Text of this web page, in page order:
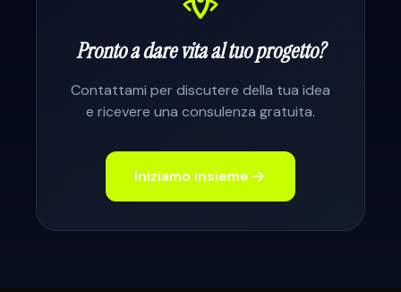
Pronto a dare vita al tuo progetto?
Contattami per discutere della tua idea
e ricevere una consulenza gratuita.
Iniziamo insieme